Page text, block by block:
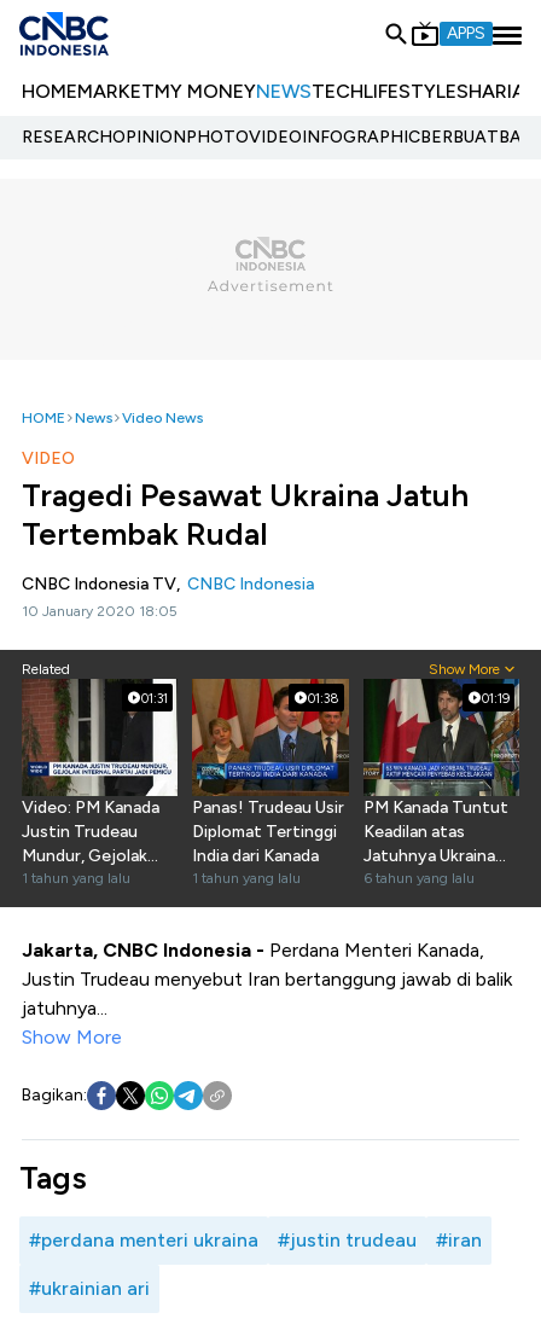
APPS
HOMEMARKETMY MONEYNEWSTECHLIFESTYLESHARIA
RESEARCHOPINIONPHOTOVIDEOINFOGRAPHIC
HOME News Video News
VIDEO
Tragedi Pesawat Ukraina Jatuh
Tertembak Rudal
CNBC Indonesia TV, CNBC Indonesia
10 January 2020 18:05
Related Show More
01:31
Video: PM Kanada
Justin Trudeau
Mundur, Gejolak
Partai Jadi Pemicu
1 tahun yang lalu
01:38
Panas! Trudeau Usir
Diplomat Tertinggi
India dari Kanada
1 tahun yang lalu
01:19
PM Kanada Tuntut
Keadilan atas
Jatuhnya Ukraina
Airlines
6 tahun yang lalu
Jakarta, CNBC Indonesia - Perdana Menteri Kanada,
Justin Trudeau menyebut Iran bertanggung jawab di balik
jatuhnya...
Show More
Bagikan:
Tags
#perdana menteri ukraina #justin trudeau #iran
#ukrainian ari